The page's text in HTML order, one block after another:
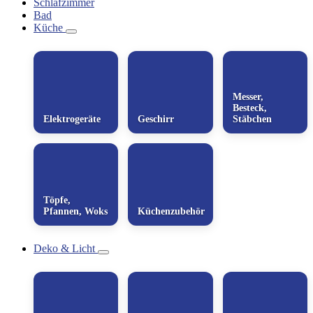
Schlafzimmer
Bad
Küche
Elektrogeräte Geschirr
Messer,
Besteck,
Stäbchen
Töpfe,
Pfannen, Woks
Küchenzubehör
Deko & Licht